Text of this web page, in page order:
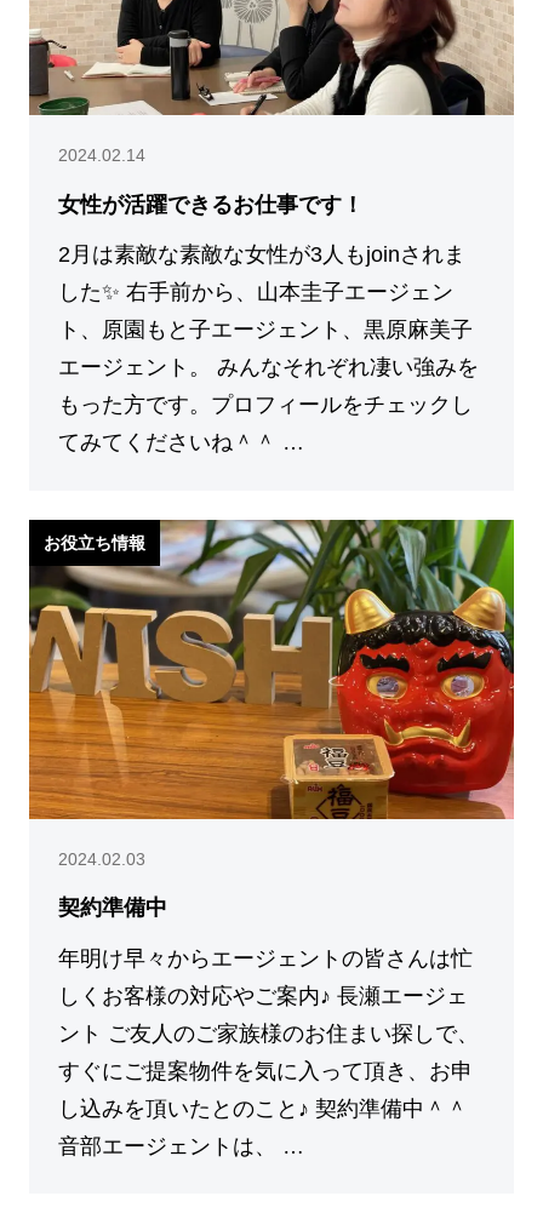
2024.02.14
女性が活躍できるお仕事です！
2月は素敵な素敵な女性が3人もjoinされま
した✨ 右手前から、山本圭子エージェン
ト、原園もと子エージェント、黒原麻美子
エージェント。 みんなそれぞれ凄い強みを
もった方です。プロフィールをチェックし
てみてくださいね＾＾ …
2024.02.03
契約準備中
年明け早々からエージェントの皆さんは忙
しくお客様の対応やご案内♪ 長瀬エージェ
ント ご友人のご家族様のお住まい探しで、
すぐにご提案物件を気に入って頂き、お申
し込みを頂いたとのこと♪ 契約準備中＾＾
音部エージェントは、 …
お役立ち情報